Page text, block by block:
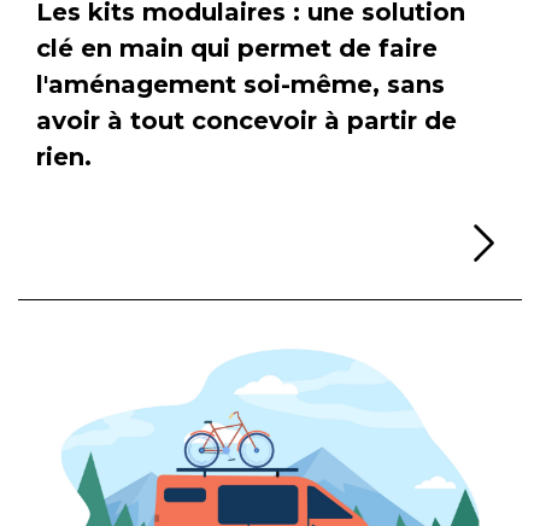
Les kits modulaires : une solution
clé en main qui permet de faire
l'aménagement soi-même, sans
avoir à tout concevoir à partir de
rien.